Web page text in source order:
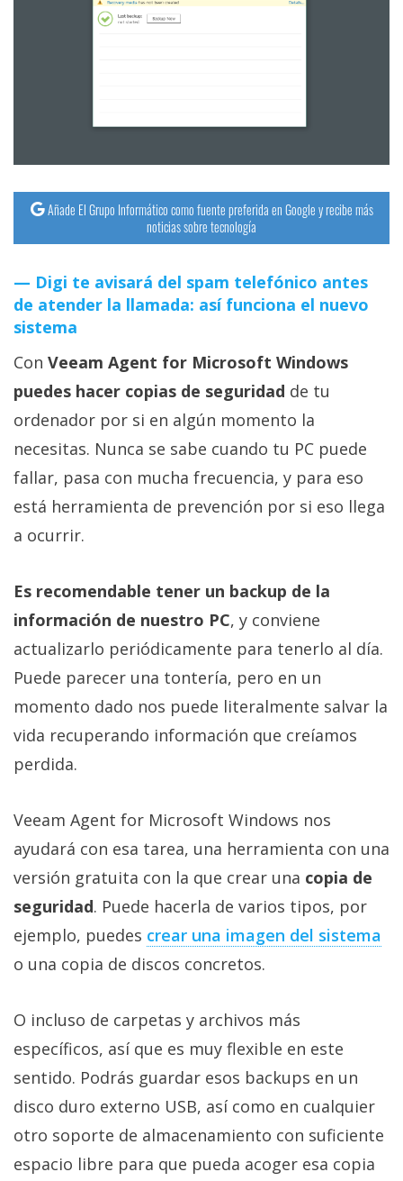
Añade El Grupo Informático como fuente preferida en Google y recibe más
noticias sobre tecnología
Digi te avisará del spam telefónico antes
de atender la llamada: así funciona el nuevo
sistema
Con Veeam Agent for Microsoft Windows
puedes hacer copias de seguridad de tu
ordenador por si en algún momento la
necesitas. Nunca se sabe cuando tu PC puede
fallar, pasa con mucha frecuencia, y para eso
está herramienta de prevención por si eso llega
a ocurrir.
Es recomendable tener un backup de la
información de nuestro PC, y conviene
actualizarlo periódicamente para tenerlo al día.
Puede parecer una tontería, pero en un
momento dado nos puede literalmente salvar la
vida recuperando información que creíamos
perdida.
Veeam Agent for Microsoft Windows nos
ayudará con esa tarea, una herramienta con una
versión gratuita con la que crear una copia de
seguridad. Puede hacerla de varios tipos, por
ejemplo, puedes crear una imagen del sistema‎
o una copia de discos concretos.
O incluso de carpetas y archivos más
específicos, así que es muy flexible en este
sentido. Podrás guardar esos backups en un
disco duro externo USB, así como en cualquier
otro soporte de almacenamiento con suficiente
espacio libre para que pueda acoger esa copia